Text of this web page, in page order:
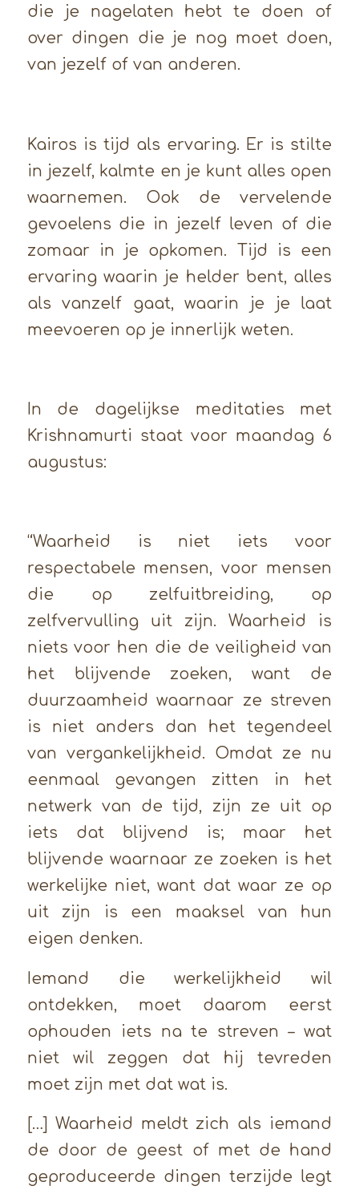
die je nagelaten hebt te doen of
over dingen die je nog moet doen,
van jezelf of van anderen.
Kairos is tijd als ervaring. Er is stilte
in jezelf, kalmte en je kunt alles open
waarnemen. Ook de vervelende
gevoelens die in jezelf leven of die
zomaar in je opkomen. Tijd is een
ervaring waarin je helder bent, alles
als vanzelf gaat, waarin je je laat
meevoeren op je innerlijk weten.
In de dagelijkse meditaties met
Krishnamurti staat voor maandag 6
augustus:
“Waarheid is niet iets voor
respectabele mensen, voor mensen
die op zelfuitbreiding, op
zelfvervulling uit zijn. Waarheid is
niets voor hen die de veiligheid van
het blijvende zoeken, want de
duurzaamheid waarnaar ze streven
is niet anders dan het tegendeel
van vergankelijkheid. Omdat ze nu
eenmaal gevangen zitten in het
netwerk van de tijd, zijn ze uit op
iets dat blijvend is; maar het
blijvende waarnaar ze zoeken is het
werkelijke niet, want dat waar ze op
uit zijn is een maaksel van hun
eigen denken.
Iemand die werkelijkheid wil
ontdekken, moet daarom eerst
ophouden iets na te streven – wat
niet wil zeggen dat hij tevreden
moet zijn met dat wat is.
[…] Waarheid meldt zich als iemand
de door de geest of met de hand
geproduceerde dingen terzijde legt